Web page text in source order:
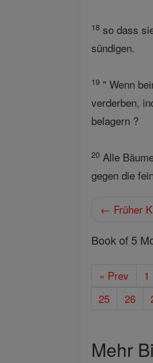
18 so dass
sündigen.
19 " Wenn
verderben,
belagern ?
20 Alle
gegen die
← Früher
Book of 5
« Prev 1
25
26
Mehr